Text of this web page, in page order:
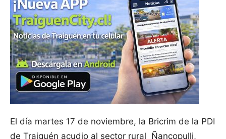
El día martes 17 de noviembre, la Bricrim de la PDI
de Traiguén acudio al sector rural Ñancopulli,